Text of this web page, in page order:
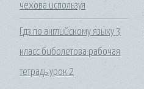
чехова используя
Гдз по английскому языку 3
класс биболетова рабочая
тетрадь урок 2